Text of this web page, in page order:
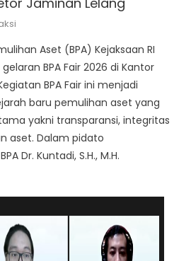
Aset (BPA) Kejaksaan RI
BPA Fair 2026 di Kantor
BPA Fair ini menjadi
baru pemulihan aset yang
yakni transparansi, integritas
aset. Dalam pidato
Dr. Kuntadi, S.H., M.H.